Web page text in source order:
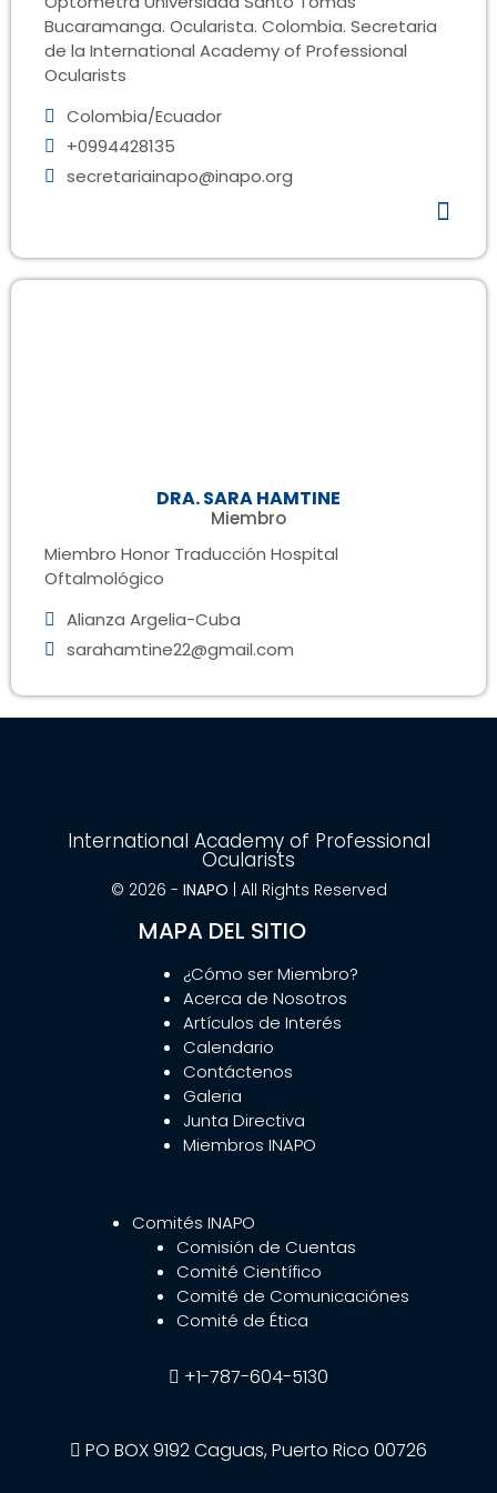
Bucaramanga. Ocularista. Colombia. Secretaria
de la International Academy of Professional
Ocularists
Colombia/Ecuador
+0994428135
secretariainapo@inapo.org
DRA. SARA HAMTINE
Miembro
Miembro Honor Traducción Hospital
Oftalmológico
Alianza Argelia-Cuba
sarahamtine22@gmail.com
International Academy of Professional
Ocularists
© 2026 - INAPO | All Rights Reserved
MAPA DEL SITIO
¿Cómo ser Miembro?
Acerca de Nosotros
Artículos de Interés
Calendario
Contáctenos
Galeria
Junta Directiva
Miembros INAPO
Comités INAPO
Comisión de Cuentas
Comité Científico
Comité de Comunicaciónes
Comité de Ética
+1-787-604-5130
PO BOX 9192 Caguas, Puerto Rico 00726